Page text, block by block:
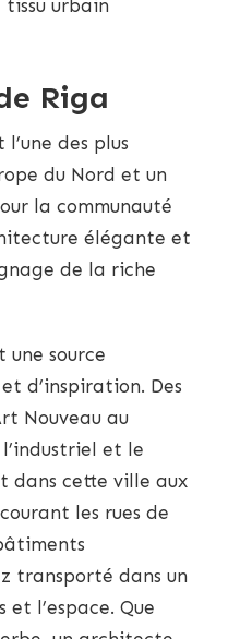
tissu urbain
Riga
des plus
du Nord et un
la communauté
élégante et
de la riche
une source
d’inspiration. Des
Nouveau au
et le
dans cette ville aux
les rues de
transporté dans un
l’espace. Que